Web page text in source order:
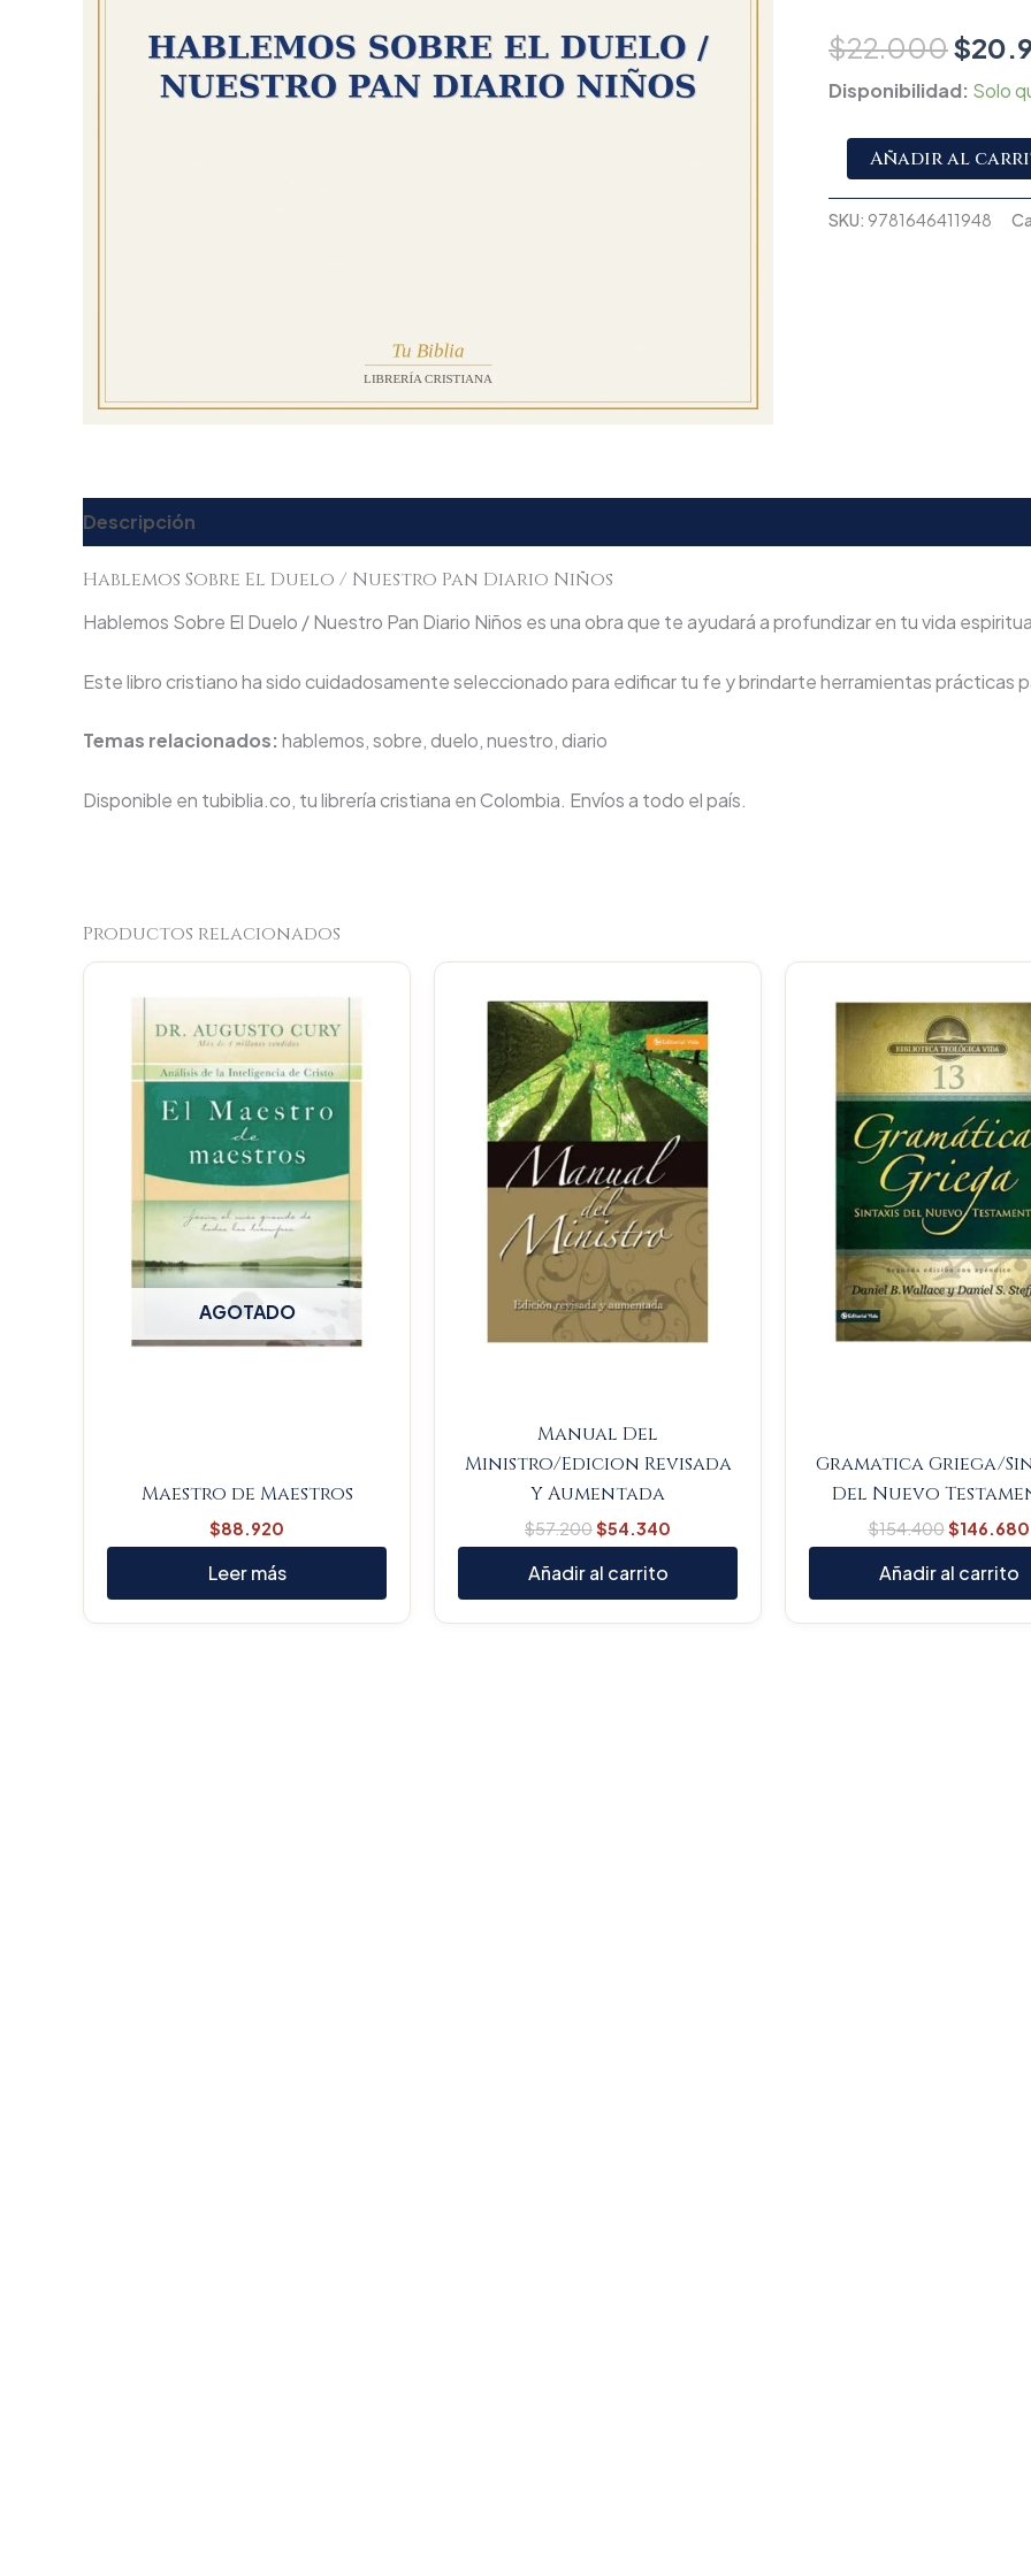
$22.000$
Disponibilidad: Solo
Añadir al
SKU: 9781646411948
Descripción
Hablemos Sobre El Duelo / Nuestro Pan Diario Niños
Hablemos Sobre El Duelo / Nuestro Pan Diario Niños es una obra que te ayudará a profundizar en tu vida
Este libro cristiano ha sido cuidadosamente seleccionado para edificar tu fe y brindarte herramientas prácticas
Temas relacionados: hablemos, sobre, duelo, nuestro, diario
Disponible en tubiblia.co, tu librería cristiana en Colombia. Envíos a todo el país.
Productos relacionados
AGOTADO
Maestro de Maestros
$88.920
Leer más
Manual Del
Ministro/Edicion Revisada
Y Aumentada
$57.200
was:
$57.200.
$54.340
$54.340.
Añadir al carrito
Gramatica Griega/
Del Nuevo
$154.400
was:
$146.680
Añadir al carrito